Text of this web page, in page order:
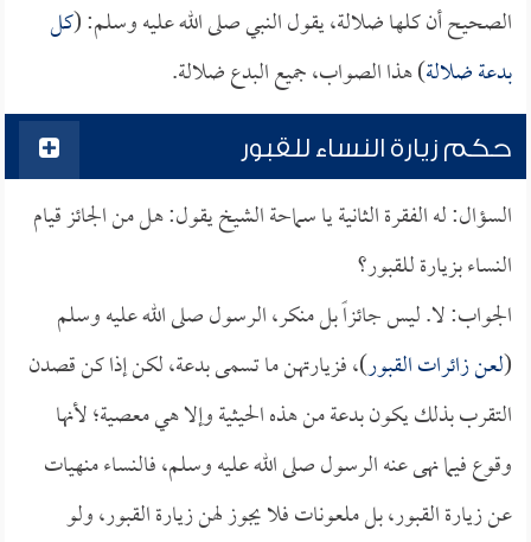
الصحيح أن كلها ضلالة، يقول النبي صلى الله عليه وسلم: (كل
بدعة ضلالة) هذا الصواب، جميع البدع ضلالة.
حكم زيارة النساء للقبور
السؤال: له الفقرة الثانية يا سماحة الشيخ يقول: هل من الجائز قيام
النساء بزيارة للقبور؟
الجواب: لا. ليس جائزاً بل منكر، الرسول صلى الله عليه وسلم
(لعن زائرات القبور)، فزيارتهن ما تسمى بدعة، لكن إذا كن قصدن
التقرب بذلك يكون بدعة من هذه الحيثية وإلا هي معصية؛ لأنها
وقوع فيما نهى عنه الرسول صلى الله عليه وسلم، فالنساء منهيات
عن زيارة القبور، بل ملعونات فلا يجوز لهن زيارة القبور، ولو